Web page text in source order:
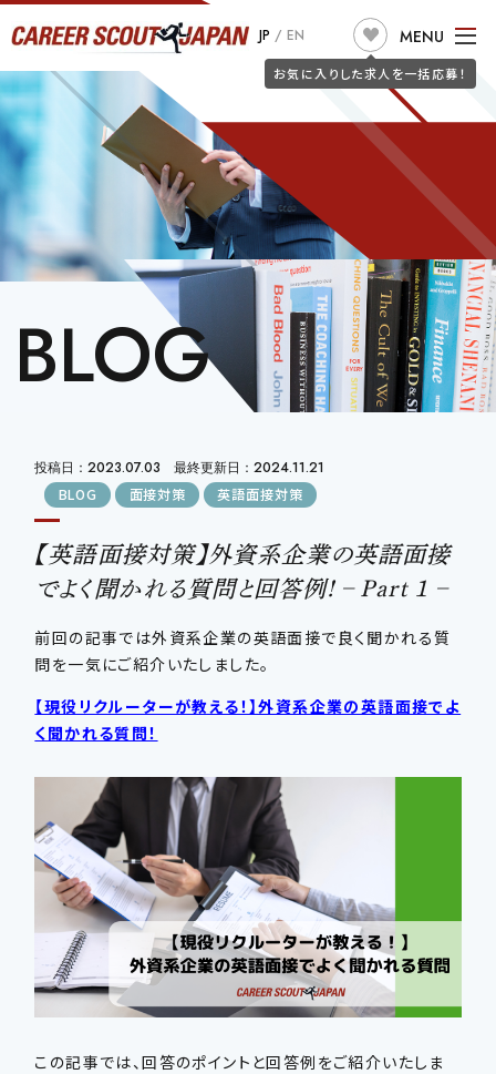
JP / EN
お気に入りした求人を一括応募！
MENU
TOP
JOB SEARCH
CONSULTANTS
JOB SEEKERS
CLIENT
ABOUT US
JOIN CSJ
BLOG
詐欺警告
CONTSCT US
TEL.03-4580-6150
求人検索
JOB SEARCH
こだわり条件で探す フリーワードで探す
職種
勤務地
この条件で検索する
条件をリセットする
BLOG
投稿日：2023.07.03 最終更新日：2024.11.21
BLOG
面接対策 英語面接対策
【英語面接対策】外資系企業の英語面接
でよく聞かれる質問と回答例! – Part 1 –
前回の記事では外資系企業の英語面接で良く聞かれる質
問を一気にご紹介いたしました。
【現役リクルーターが教える！】外資系企業の英語面接でよ
く聞かれる質問！
この記事では、回答のポイントと回答例をご紹介いたしま